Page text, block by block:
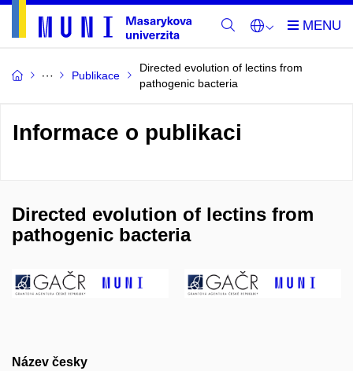
Publikace
Directed evolution of lectins from
pathogenic bacteria
Informace o publikaci
Directed evolution of lectins from
pathogenic bacteria
Název česky